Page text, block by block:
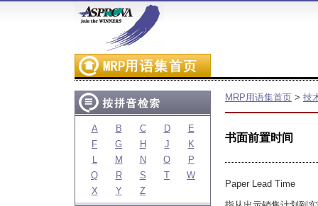
A B C D
E
F
G H J
K
L
M N O
P
Q
R S T
W
X
Y Z
MRP用语集首页 > 技
书面前置时间
Paper Lead Time